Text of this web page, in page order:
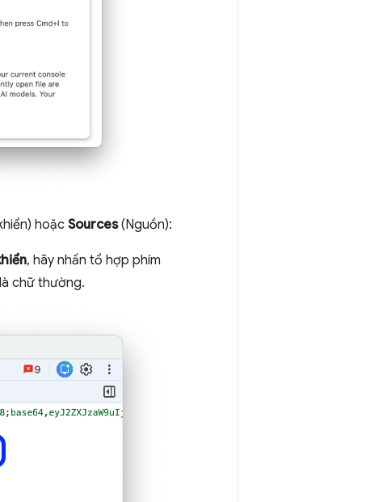
hoặc Sources(Nguồn):
, hãy nhấn tổ hợp phím
là chữ thường.